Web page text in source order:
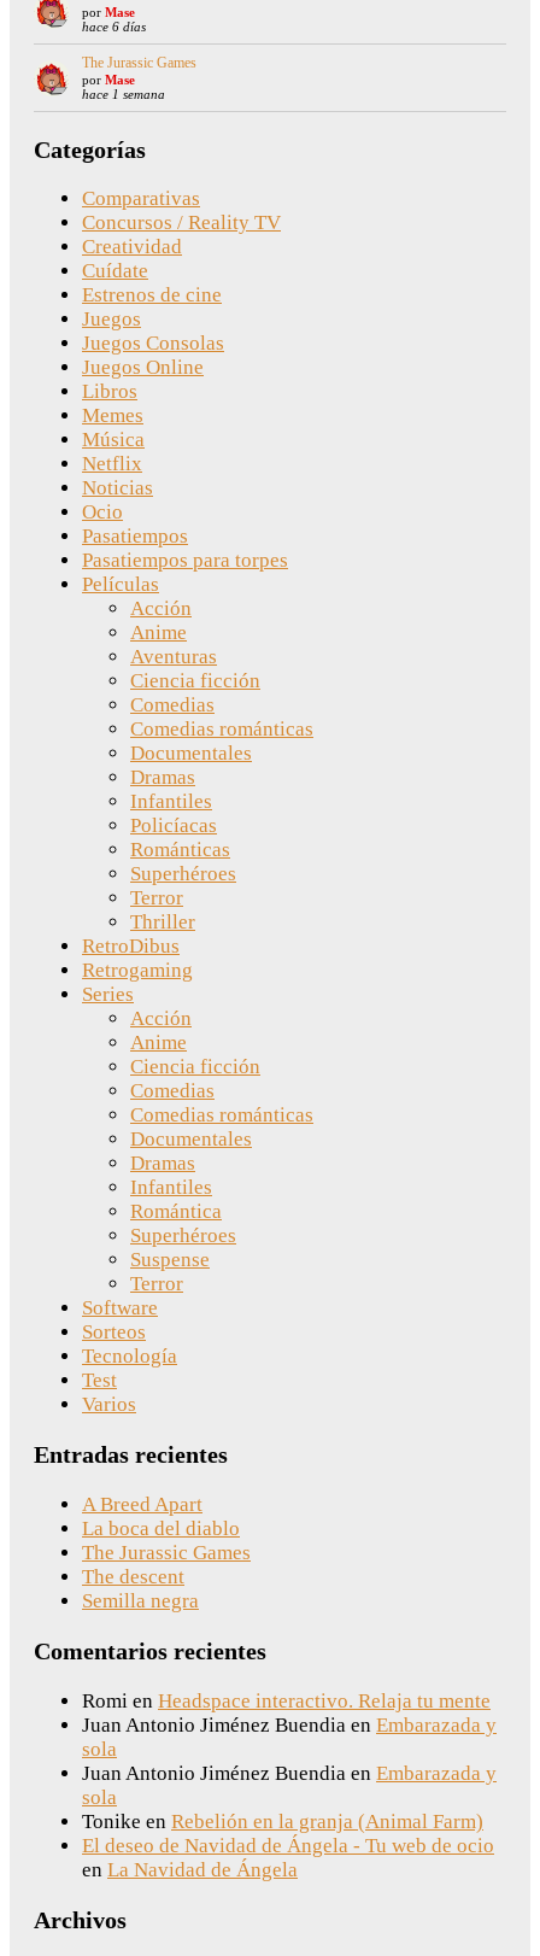
por Mase
hace 6 días
The Jurassic Games
por Mase
hace 1 semana
Categorías
Comparativas
Concursos / Reality TV
Creatividad
Cuídate
Estrenos de cine
Juegos
Juegos Consolas
Juegos Online
Libros
Memes
Música
Netflix
Noticias
Ocio
Pasatiempos
Pasatiempos para torpes
Películas
Acción
Anime
Aventuras
Ciencia ficción
Comedias
Comedias románticas
Documentales
Dramas
Infantiles
Policíacas
Románticas
Superhéroes
Terror
Thriller
RetroDibus
Retrogaming
Series
Acción
Anime
Ciencia ficción
Comedias
Comedias románticas
Documentales
Dramas
Infantiles
Romántica
Superhéroes
Suspense
Terror
Software
Sorteos
Tecnología
Test
Varios
Entradas recientes
A Breed Apart
La boca del diablo
The Jurassic Games
The descent
Semilla negra
Comentarios recientes
Romi en Headspace interactivo. Relaja tu mente
Juan Antonio Jiménez Buendia en Embarazada y
sola
Juan Antonio Jiménez Buendia en Embarazada y
sola
Tonike en Rebelión en la granja (Animal Farm)
El deseo de Navidad de Ángela - Tu web de ocio
en La Navidad de Ángela
Archivos